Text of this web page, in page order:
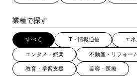
業種で探す
すべて IT・情報通信 エネ
エンタメ・娯楽 不動産・リフォー
教育・学習支援 美容・医療